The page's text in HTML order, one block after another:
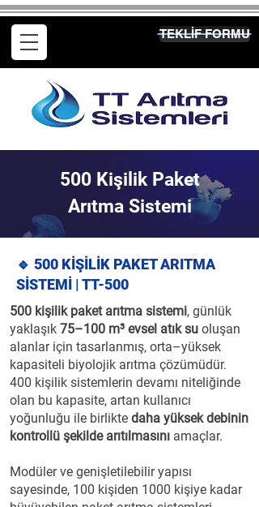
TEKLİF FORMU
500 Kişilik Paket
Arıtma Sistemi
🔹 500 KİŞİLİK PAKET ARITMA
SİSTEMİ | TT-500
500 kişilik paket arıtma sistemi, günlük
yaklaşık 75–100 m³ evsel atık su oluşan
alanlar için tasarlanmış, orta–yüksek
kapasiteli biyolojik arıtma çözümüdür.
400 kişilik sistemlerin devamı niteliğinde
olan bu kapasite, artan kullanıcı
yoğunluğu ile birlikte daha yüksek debinin
kontrollü şekilde arıtılmasını amaçlar.
Modüler ve genişletilebilir yapısı
sayesinde, 100 kişiden 1000 kişiye kadar